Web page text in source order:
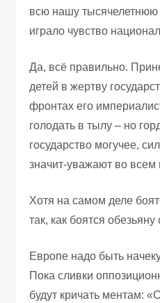
всю нашу тысячелетнюю
играло чувство
Да, всё правильно.
детей в жертву
фронтах его
голодать в тылу – но
государство могучее,
значит-уважают во
Хотя на самом деле
так, как боятся обезьяну
Европе надо быть
Пока сливки
будут кричать ментам: